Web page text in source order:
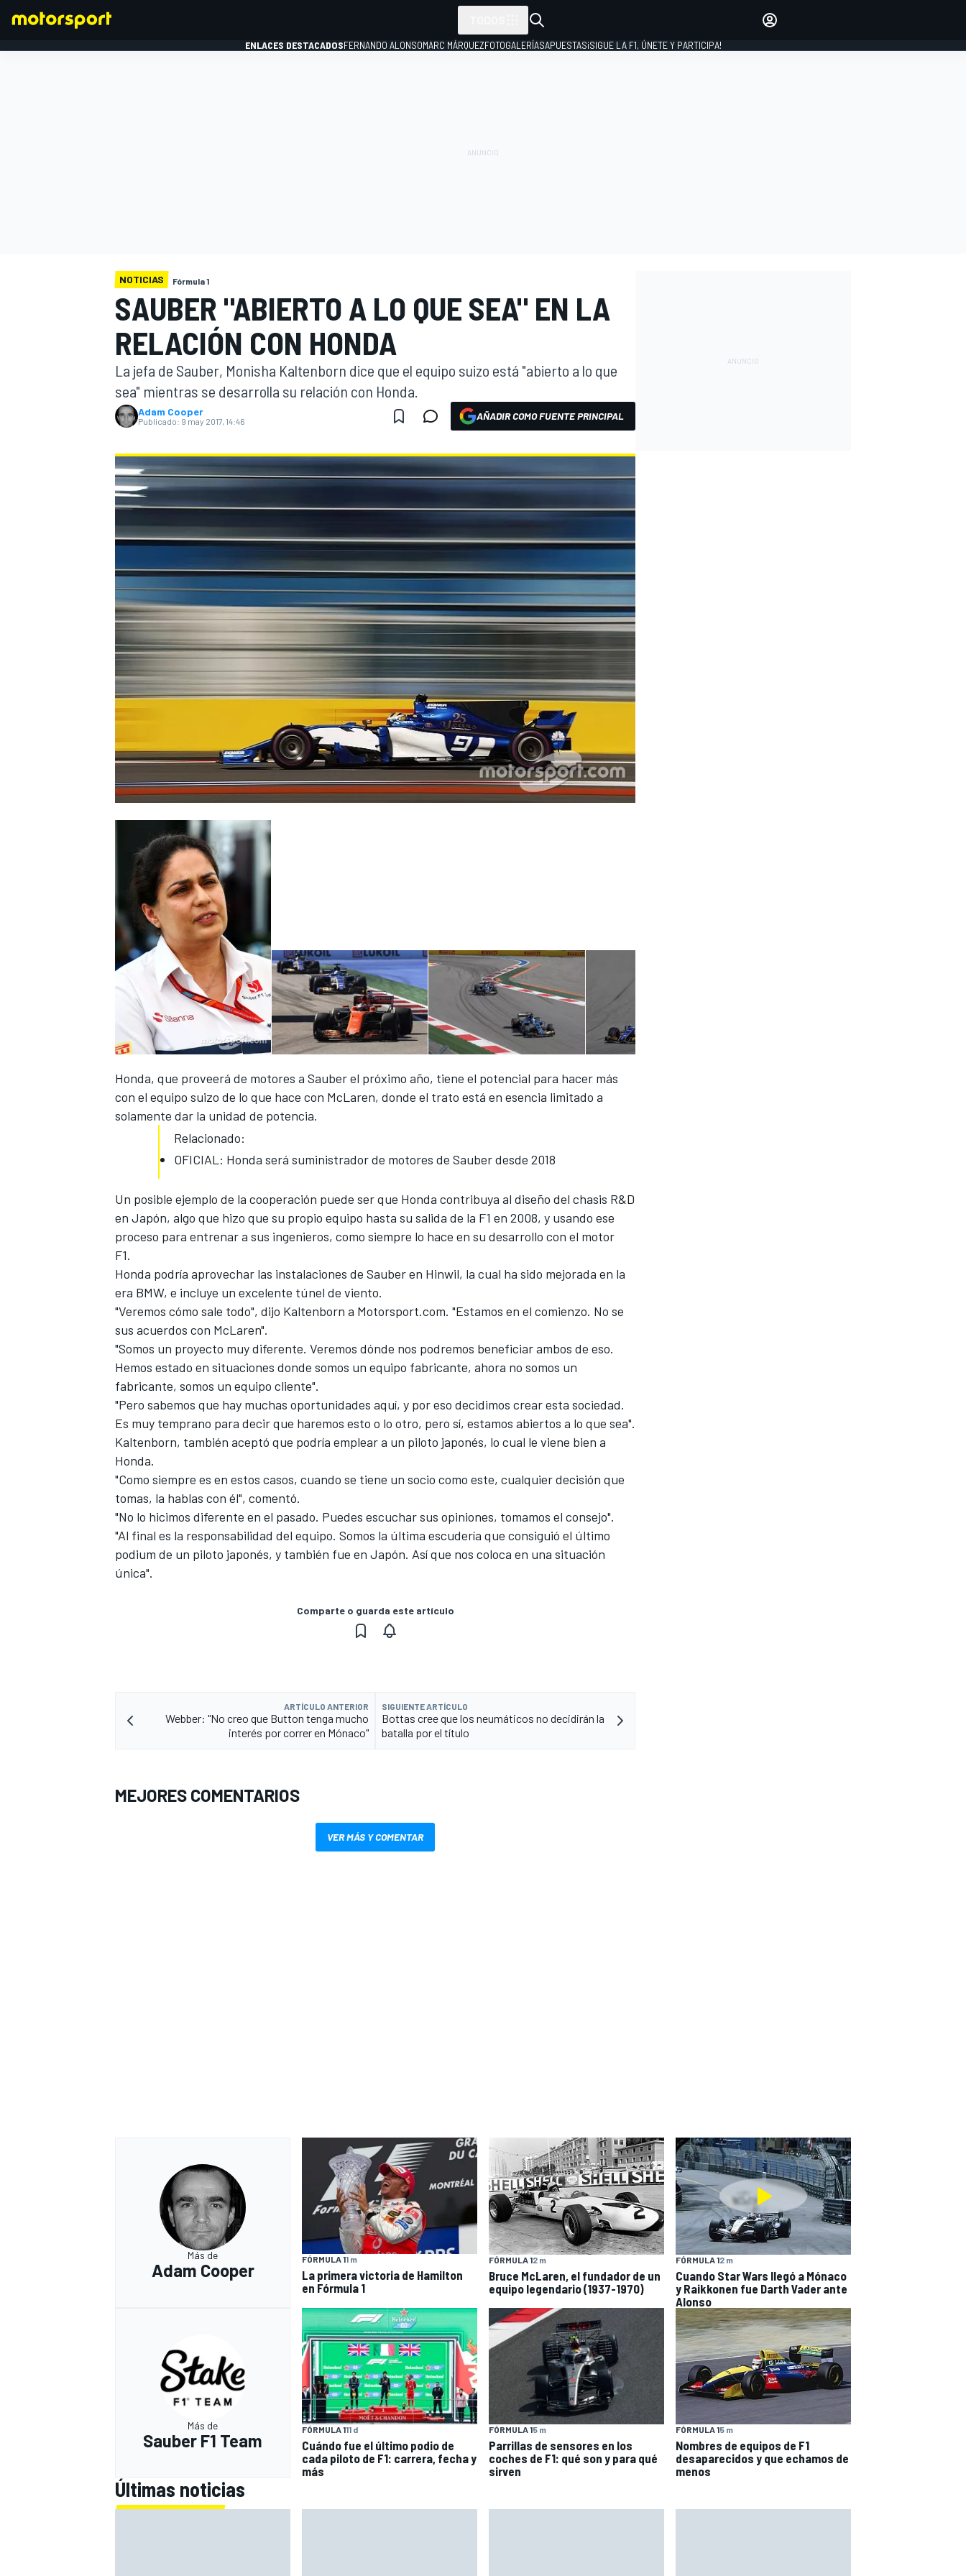
WEC FÓRMULA E
MÁS CATEGORÍAS
ENLACES DESTACADOSFERNANDO ALONSOMARC MÁRQUEZFOTOGALERÍASAPUESTAS¡SIGUE LA F1, ÚNETE Y PARTICIPA!
NOTICIAS Fórmula 1
SAUBER "ABIERTO A LO QUE SEA" EN LA
RELACIÓN CON HONDA
La jefa de Sauber, Monisha Kaltenborn dice que el equipo suizo está "abierto a lo que
sea" mientras se desarrolla su relación con Honda.
Adam Cooper
Publicado: 9 may 2017, 14:46 AÑADIR COMO FUENTE PRINCIPAL
Honda, que proveerá de motores a Sauber el próximo año, tiene el potencial para hacer más
con el equipo suizo de lo que hace con McLaren, donde el trato está en esencia limitado a
solamente dar la unidad de potencia.
Relacionado:
OFICIAL: Honda será suministrador de motores de Sauber desde 2018
Un posible ejemplo de la cooperación puede ser que Honda contribuya al diseño del chasis R&D
en Japón, algo que hizo que su propio equipo hasta su salida de la F1 en 2008, y usando ese
proceso para entrenar a sus ingenieros, como siempre lo hace en su desarrollo con el motor
F1.
Honda podría aprovechar las instalaciones de Sauber en Hinwil, la cual ha sido mejorada en la
era BMW, e incluye un excelente túnel de viento.
"Veremos cómo sale todo", dijo Kaltenborn a Motorsport.com. "Estamos en el comienzo. No se
sus acuerdos con McLaren".
"Somos un proyecto muy diferente. Veremos dónde nos podremos beneficiar ambos de eso.
Hemos estado en situaciones donde somos un equipo fabricante, ahora no somos un
fabricante, somos un equipo cliente".
"Pero sabemos que hay muchas oportunidades aquí, y por eso decidimos crear esta sociedad.
Es muy temprano para decir que haremos esto o lo otro, pero sí, estamos abiertos a lo que sea".
Kaltenborn, también aceptó que podría emplear a un piloto japonés, lo cual le viene bien a
Honda.
"Como siempre es en estos casos, cuando se tiene un socio como este, cualquier decisión que
tomas, la hablas con él", comentó.
"No lo hicimos diferente en el pasado. Puedes escuchar sus opiniones, tomamos el consejo".
"Al final es la responsabilidad del equipo. Somos la última escudería que consiguió el último
podium de un piloto japonés, y también fue en Japón. Así que nos coloca en una situación
única".
Comparte o guarda este artículo
ARTÍCULO ANTERIOR
Webber: "No creo que Button tenga mucho
interés por correr en Mónaco"
SIGUIENTE ARTÍCULO
Bottas cree que los neumáticos no decidirán la
batalla por el título
MEJORES COMENTARIOS
VER MÁS Y COMENTAR
Más de
Adam Cooper
FÓRMULA 11 m
La primera victoria de Hamilton
en Fórmula 1
FÓRMULA 12 m
Bruce McLaren, el fundador de un
equipo legendario (1937-1970)
FÓRMULA 12 m
Cuando Star Wars llegó a Mónaco
y Raikkonen fue Darth Vader ante
Alonso
Más de
Sauber F1 Team
FÓRMULA 111 d
Cuándo fue el último podio de
cada piloto de F1: carrera, fecha y
más
FÓRMULA 15 m
Parrillas de sensores en los
coches de F1: qué son y para qué
sirven
FÓRMULA 15 m
Nombres de equipos de F1
desaparecidos y que echamos de
menos
Últimas noticias